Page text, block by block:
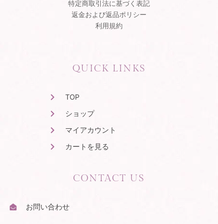
k
-
f
特定商取引法に基づく表記
返金および返品ポリシー
利用規約
QUICK LINKS
TOP
ショップ
マイアカウント
カートを見る
CONTACT US
お問い合わせ